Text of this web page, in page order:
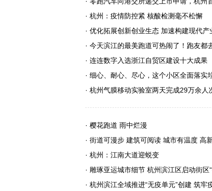
· 杭州：疫情防控紧 核酸检测毫不松懈
· 优化拓展创新创业生态 加速构建现代
· 今天滨江的最美跑道可热闹了！跑友都
· 连连数字入选浙江自贸区建设十大成果
· 细心、耐心、尽心，这个小区全面落实
· 杭州气膜移动实验室两天完成29万余人
· 樱花跑道 雨中烂漫
· 街道可漫步 建筑可阅读 城市有温度 高
· 杭州：江南大道迎蜕变
· 雕琢亚运城市细节 杭州滨江区启动街区
· 杭州滨江全域推进“无疫单元”创建 筑牢